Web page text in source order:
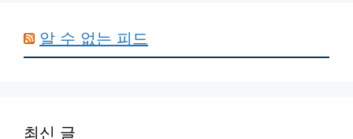
알 수 없는 피드
최신 글